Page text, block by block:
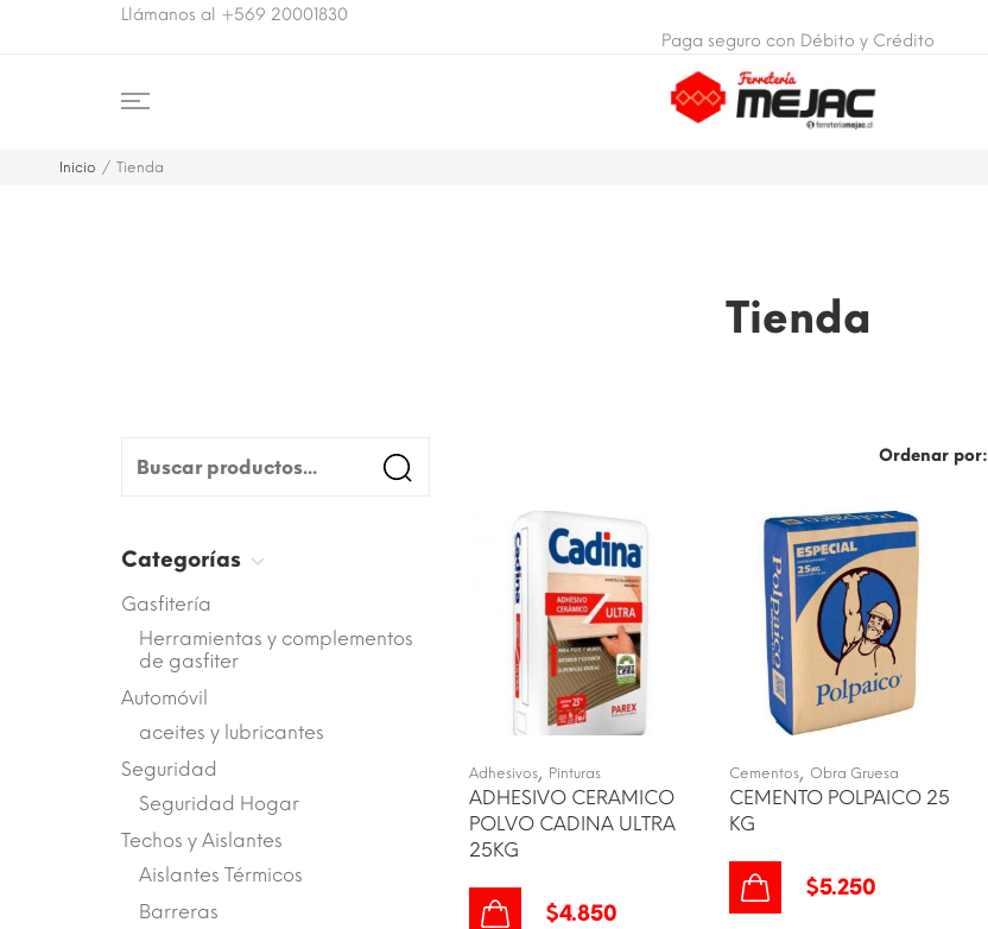
Llámanos al +569 20001830
Paga seguro con Débito y Crédito
Inicio Tienda
Tienda
Ordenar por:
Adhesivos, Pinturas
ADHESIVO CERAMICO
POLVO CADINA ULTRA
25KG
$4.850
Cementos, Obra Gruesa
CEMENTO POLPAICO 25
KG
$5.250
Categorías
Gasfitería
Herramientas y complementos
de gasfiter
Automóvil
aceites y lubricantes
Seguridad
Seguridad Hogar
Techos y Aislantes
Aislantes Térmicos
Barreras